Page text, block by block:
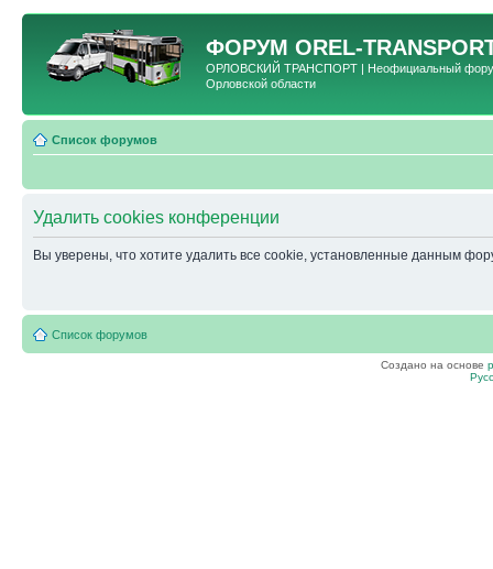
ФОРУМ OREL-
ОРЛОВСКИЙ ТРАНСПОРТ | Неофициальный форум
Орловской области
Список форумов
Удалить cookies конференции
Вы уверены, что хотите удалить все cookie, установленные данным
Список форумов
Создано на основе